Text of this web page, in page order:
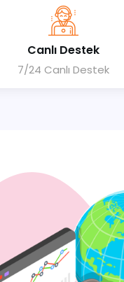
Canlı Destek
7/24 Canlı Destek